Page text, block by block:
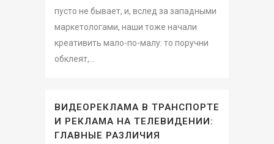
пусто не бывает, и, вслед за западными
маркетологами, наши тоже начали
креативить мало-по-малу: то поручни
обклеят,...
ВИДЕОРЕКЛАМА В ТРАНСПОРТЕ
И РЕКЛАМА НА ТЕЛЕВИДЕНИИ:
ГЛАВНЫЕ РАЗЛИЧИЯ